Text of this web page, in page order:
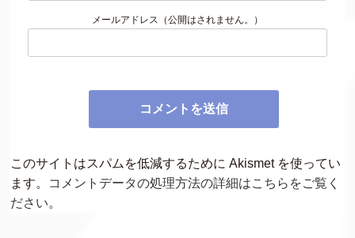
メールアドレス（公開はされません。）
このサイトはスパムを低減するために Akismet を使ってい
ます。 コメントデータの処理方法の詳細はこちらをご覧く
ださい。